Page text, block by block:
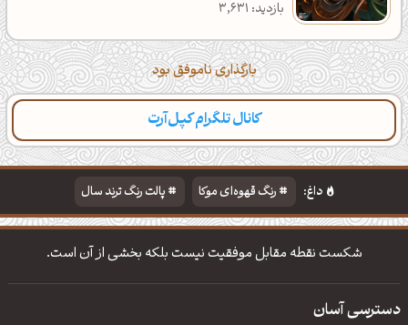
بازدید: 3,631
بارگذاری ناموفق بود
کانال تلگرام کپل‌آرت
داغ: رنگ قهوه‌ای موکا
پالت رنگ ترند سال
دانلود والپیپر مذهبی
تایپوگرافی شعر مولانا
شکست نقطه مقابل موفقیت نیست بلکه بخشی از آن است.
دسترسی آسان